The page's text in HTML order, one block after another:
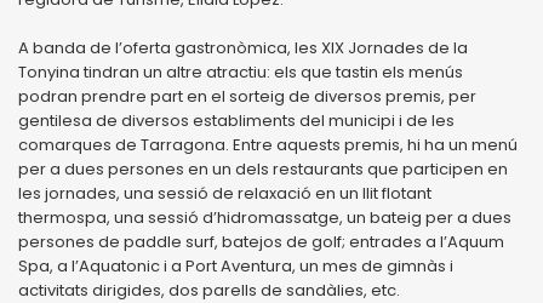
A banda de l’oferta gastronòmica, les XIX Jornades de la
Tonyina tindran un altre atractiu: els que tastin els menús
podran prendre part en el sorteig de diversos premis, per
gentilesa de diversos establiments del municipi i de les
comarques de Tarragona. Entre aquests premis, hi ha un menú
per a dues persones en un dels restaurants que participen en
les jornades, una sessió de relaxació en un llit flotant
thermospa, una sessió d’hidromassatge, un bateig per a dues
persones de paddle surf, batejos de golf; entrades a l’Aquum
Spa, a l’Aquatonic i a Port Aventura, un mes de gimnàs i
activitats dirigides, dos parells de sandàlies, etc.